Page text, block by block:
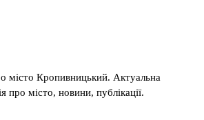
місто Кропивницький. Актуальна
про місто, новини, публікації.